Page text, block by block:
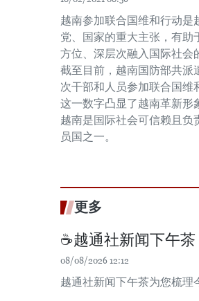
越南参加联合国维和行动是
党、国家的重大主张，有助
方位、深层次融入国际社会
截至目前，越南国防部共派
次干部和人员参加联合国维
这一数字凸显了越南革新形
越南是国际社会可信赖且负
员国之一。
更多
☕️越通社新闻下午茶
08/08/2026 12:12
越通社新闻下午茶为您梳理